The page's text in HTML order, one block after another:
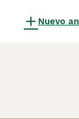
Nuevo